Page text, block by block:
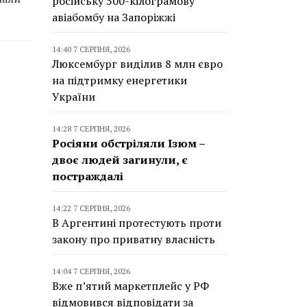
авіабомбу на Запоріжжі
14:40 7 СЕРПНЯ, 2026
Люксембург виділив 8 млн євро
на підтримку енергетики
України
14:28 7 СЕРПНЯ, 2026
Росіяни обстріляли Ізюм –
двоє людей загинули, є
постраждалі
14:22 7 СЕРПНЯ, 2026
В Аргентині протестують проти
закону про приватну власність
14:04 7 СЕРПНЯ, 2026
Вже п’ятий маркетплейс у РФ
відмовився відповідати за